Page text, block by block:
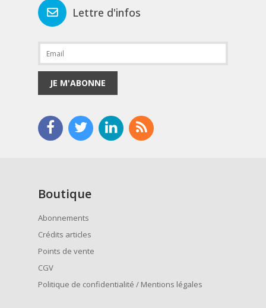
Lettre d'infos
JE M'ABONNE
Boutique
Abonnements
Crédits articles
Points de vente
CGV
Politique de confidentialité / Mentions légales